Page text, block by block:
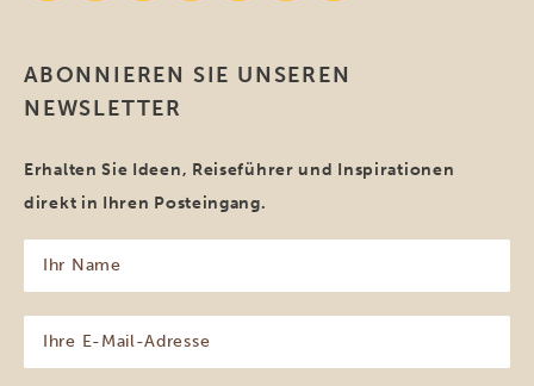
ABONNIEREN SIE UNSEREN
NEWSLETTER
Erhalten Sie Ideen, Reiseführer und Inspirationen
direkt in Ihren Posteingang.
Name
(erforderlich)
Mail-